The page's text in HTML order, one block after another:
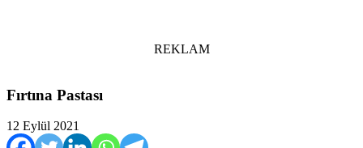
REKLAM
Fırtına Pastası
12 Eylül 2021